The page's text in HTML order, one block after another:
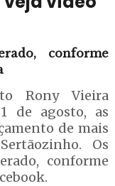
conforme
Rony Vieira
de agosto, as
de mais
Os
conforme